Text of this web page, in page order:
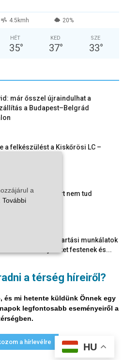
a térség híreiről?
és mi hetente küldünk Önnek egy
legfontosabb eseményeiről a
a hírlevélre
4.5kmh 20%
HÉT
35°
KED
37°
SZE
33°
már ősszel újraindulhat a
a Budapest–Belgrád
a felkészülést a Kiskőrösi LC –
Európa felett? Ezért nem tud
a kontinens a...
a nyári karbantartási munkálatok
– útburkolati jeleket festenek és...
útjain –...
Médiaajánlat Impresszum
HU
a
További